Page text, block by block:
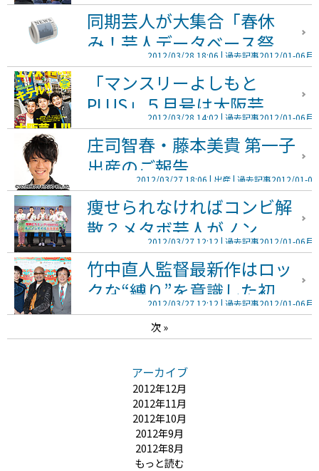
同期芸人が大集合「春休
み！芸人データベース祭...
2012/03/28 18:06 過去記事2012/01-06月
「マンスリーよしもと
PLUS」５月号は大阪芸...
2012/03/28 14:02 過去記事2012/01-06月
庄司智春・藤本美貴 第一子
出産のご報告
2012/03/27 18:06 出産 過去記事2012/01-06
痩せられなければコンビ解
散？メタボ芸人がノン...
2012/03/27 12:12 過去記事2012/01-06月
竹中直人監督最新作はロッ
クな“縛り”を意識した初...
2012/03/27 12:12 過去記事2012/01-06月
次»
アーカイブ
2012年12月
2012年11月
2012年10月
2012年9月
2012年8月
もっと読む